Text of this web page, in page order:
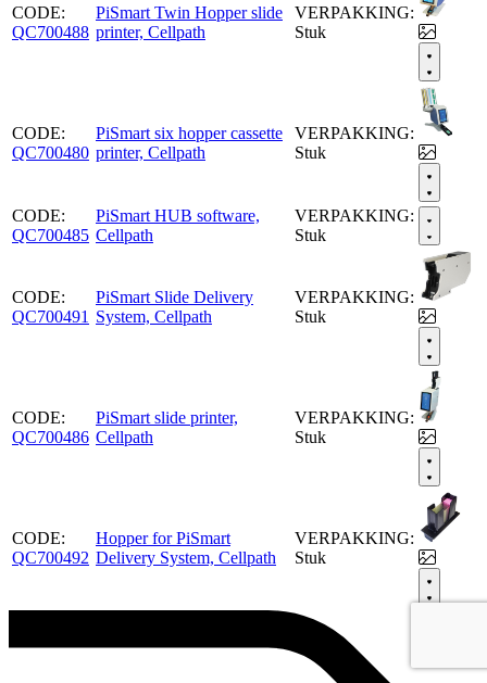
CODE:
QC700488
PiSmart Twin Hopper slide
printer, Cellpath
VERPAKKING:
Stuk
CODE:
QC700480
PiSmart six hopper cassette
printer, Cellpath
VERPAKKING:
Stuk
CODE:
QC700485
PiSmart HUB software,
Cellpath
VERPAKKING:
Stuk
CODE:
QC700491
PiSmart Slide Delivery
System, Cellpath
VERPAKKING:
Stuk
CODE:
QC700486
PiSmart slide printer,
Cellpath
VERPAKKING:
Stuk
CODE:
QC700492
Hopper for PiSmart
Delivery System, Cellpath
VERPAKKING:
Stuk